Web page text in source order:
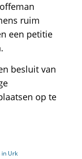
ruim
een petitie
besluit van
op te
in Urk